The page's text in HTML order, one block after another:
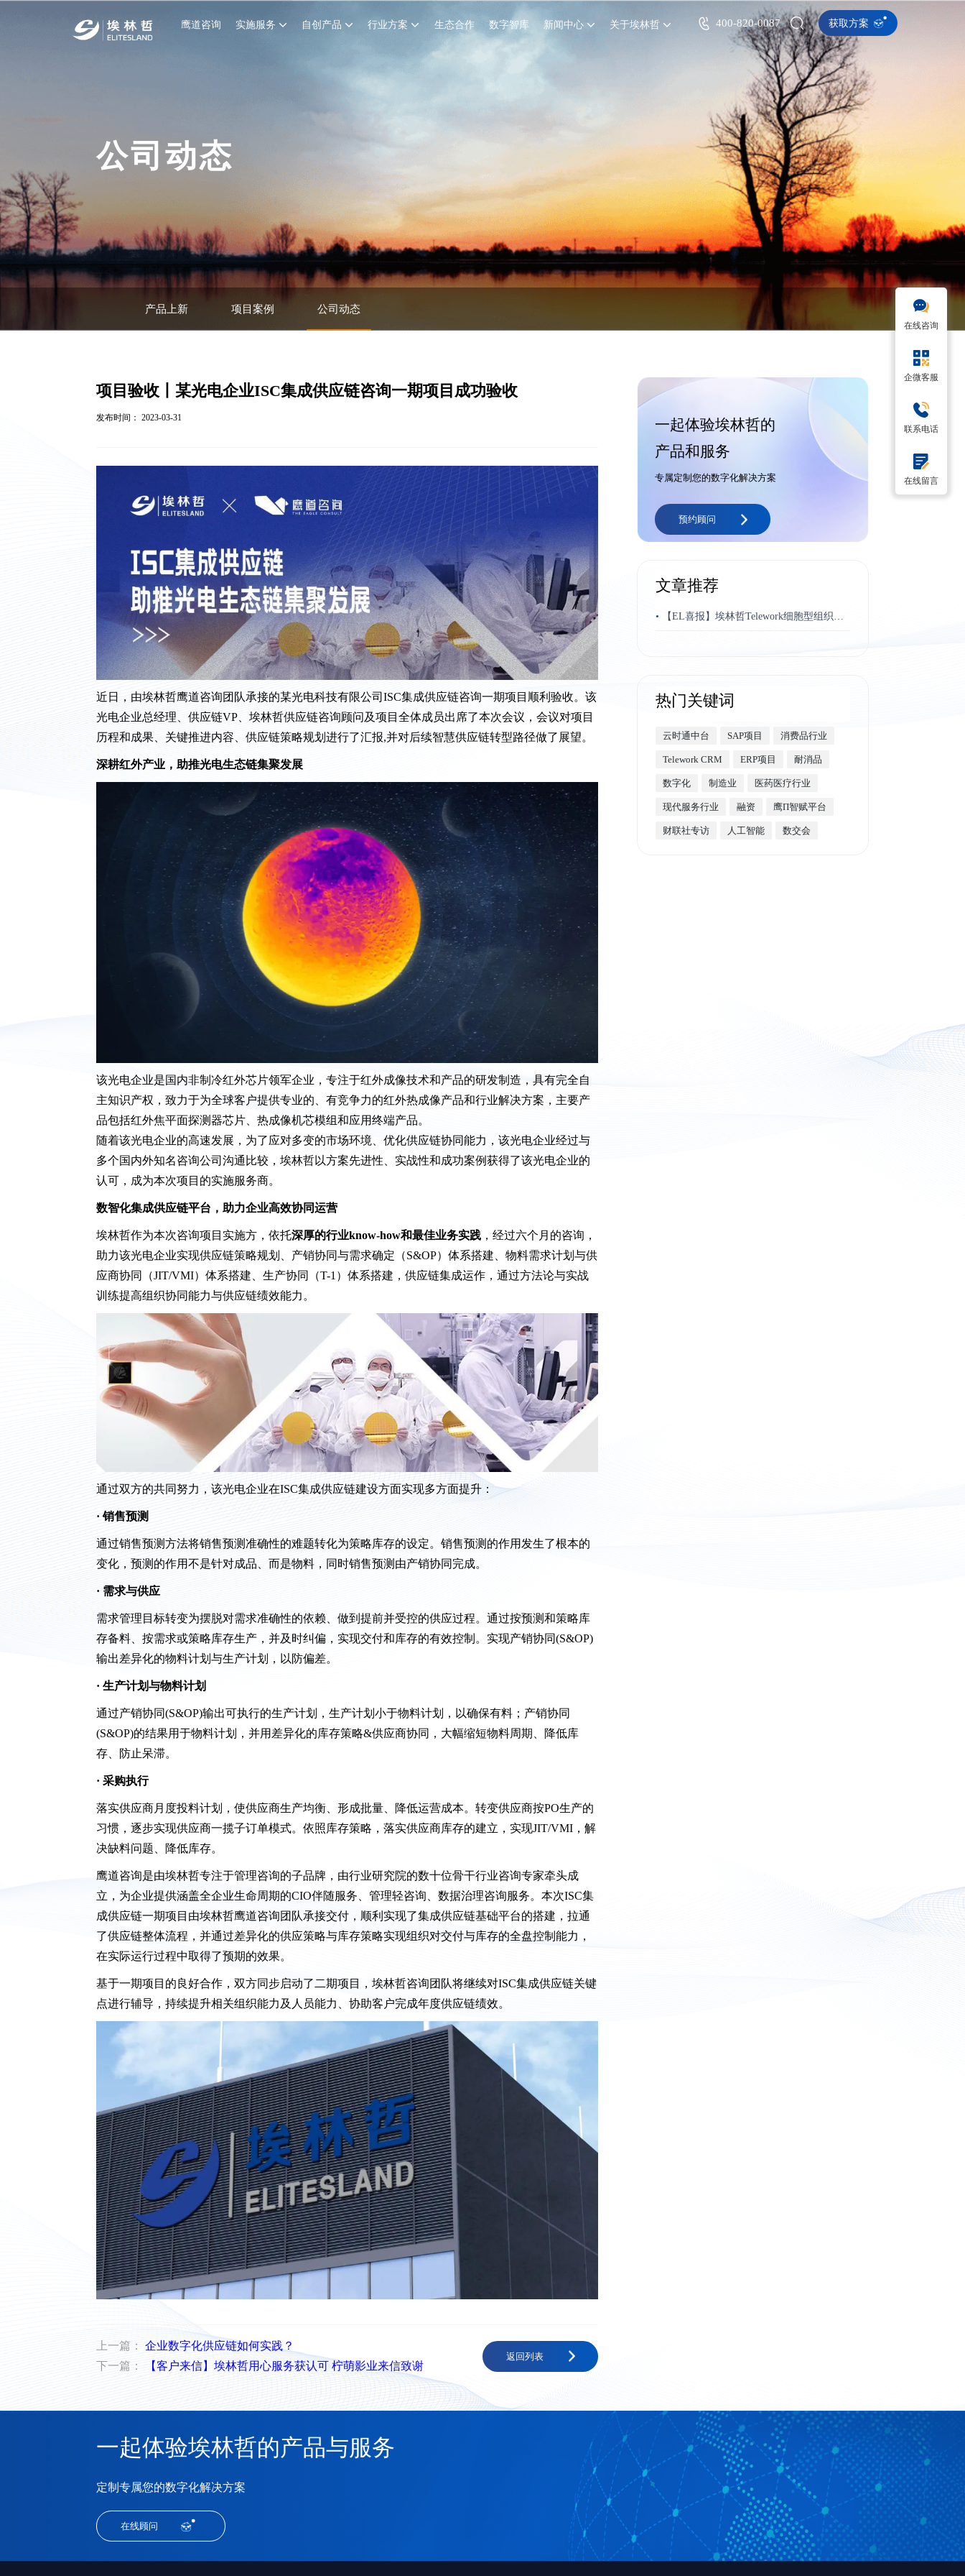
鹰道咨询 实施服务 自创产品 行业方案 生态合作 数字智库 新闻中心 关于埃林哲 400-820-0087 获取方案
公司动态
产品上新 项目案例 公司动态
项目验收丨某光电企业ISC集成供应链咨询一期项目成功验收
发布时间： 2023-03-31
近日，由埃林哲鹰道咨询团队承接的某光电科技有限公司ISC集成供应链咨询一期项目顺利验收。该
光电企业总经理、供应链VP、埃林哲供应链咨询顾问及项目全体成员出席了本次会议，会议对项目
历程和成果、关键推进内容、供应链策略规划进行了汇报,并对后续智慧供应链转型路径做了展望。
深耕红外产业，助推光电生态链集聚发展
该光电企业是国内非制冷红外芯片领军企业，专注于红外成像技术和产品的研发制造，具有完全自
主知识产权，致力于为全球客户提供专业的、有竞争力的红外热成像产品和行业解决方案，主要产
品包括红外焦平面探测器芯片、热成像机芯模组和应用终端产品。
随着该光电企业的高速发展，为了应对多变的市场环境、优化供应链协同能力，该光电企业经过与
多个国内外知名咨询公司沟通比较，埃林哲以方案先进性、实战性和成功案例获得了该光电企业的
认可，成为本次项目的实施服务商。
数智化集成供应链平台，助力企业高效协同运营
埃林哲作为本次咨询项目实施方，依托深厚的行业know-how和最佳业务实践 ，经过六个月的咨询，
助力该光电企业实现供应链策略规划、产销协同与需求确定（S&OP）体系搭建、物料需求计划与供
应商协同（JIT/VMI）体系搭建、生产协同（T-1）体系搭建，供应链集成运作，通过方法论与实战
训练提高组织协同能力与供应链绩效能力。
通过双方的共同努力，该光电企业在ISC集成供应链建设方面实现多方面提升：
· 销售预测
通过销售预测方法将销售预测准确性的难题转化为策略库存的设定。销售预测的作用发生了根本的
变化，预测的作用不是针对成品、而是物料，同时销售预测由产销协同完成。
· 需求与供应
需求管理目标转变为摆脱对需求准确性的依赖、做到提前并受控的供应过程。通过按预测和策略库
存备料、按需求或策略库存生产，并及时纠偏，实现交付和库存的有效控制。实现产销协同(S&OP)
输出差异化的物料计划与生产计划，以防偏差。
· 生产计划与物料计划
通过产销协同(S&OP)输出可执行的生产计划，生产计划小于物料计划，以确保有料；产销协同
(S&OP)的结果用于物料计划，并用差异化的库存策略&供应商协同，大幅缩短物料周期、降低库
存、防止呆滞。
· 采购执行
落实供应商月度投料计划，使供应商生产均衡、形成批量、降低运营成本。转变供应商按PO生产的
习惯，逐步实现供应商一揽子订单模式。依照库存策略，落实供应商库存的建立，实现JIT/VMI，解
决缺料问题、降低库存。
鹰道咨询是由埃林哲专注于管理咨询的子品牌，由行业研究院的数十位骨干行业咨询专家牵头成
立，为企业提供涵盖全企业生命周期的CIO伴随服务、管理轻咨询、数据治理咨询服务。本次ISC集
成供应链一期项目由埃林哲鹰道咨询团队承接交付，顺利实现了集成供应链基础平台的搭建，拉通
了供应链整体流程，并通过差异化的供应策略与库存策略实现组织对交付与库存的全盘控制能力，
在实际运行过程中取得了预期的效果。
基于一期项目的良好合作，双方同步启动了二期项目，埃林哲咨询团队将继续对ISC集成供应链关键
点进行辅导，持续提升相关组织能力及人员能力、协助客户完成年度供应链绩效。
上一篇：企业数字化供应链如何实践？
下一篇：
【客户来信】埃林哲用心服务获认可 柠萌影业来信致谢
返回列表
一起体验埃林哲的
产品和服务
专属定制您的数字化解决方案
预约顾问
文章推荐
•
热门关键词
云时通中台 SAP项目 消费品行业
Telework CRM ERP项目 耐消品
数字化 制造业 医药医疗行业
现代服务行业 融资 鹰Π智赋平台
财联社专访 人工智能 数交会
一起体验埃林哲的产品与服务
定制专属您的数字化解决方案
在线顾问
在线咨询
企微客服
联系电话
在线留言